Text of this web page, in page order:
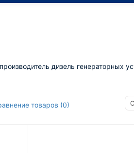
дизель генераторных
товаров (0)